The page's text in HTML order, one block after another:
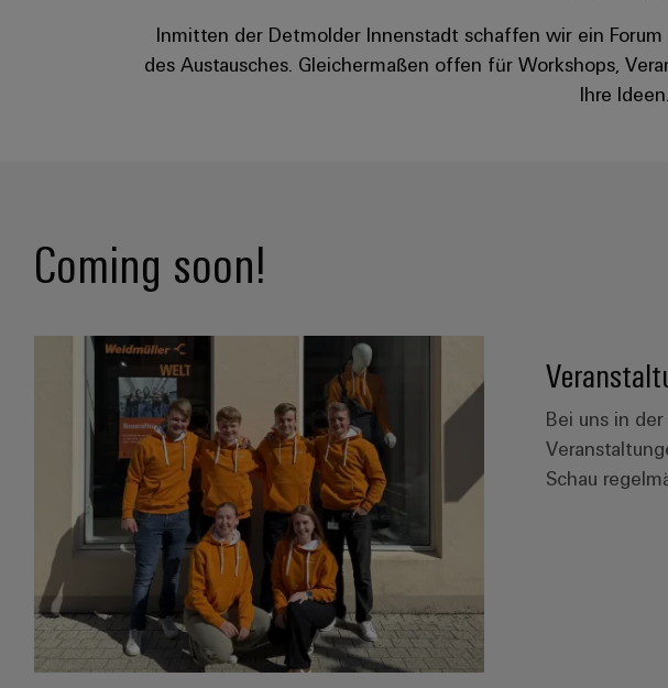
Inmitten der Detmolder Innenstadt schaffen wir ein
des Austausches. Gleichermaßen offen für Workshops,
Ihre
Coming soon!
Bei uns in
Schau